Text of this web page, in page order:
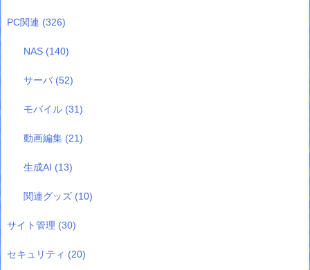
PC関連 (326)
NAS (140)
サーバ (52)
モバイル (31)
動画編集 (21)
生成AI (13)
関連グッズ (10)
サイト管理 (30)
セキュリティ (20)